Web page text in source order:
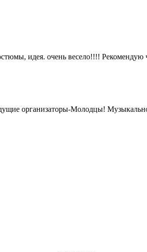
идея. очень весело!!!! Рекомендую
организаторы-Молодцы!